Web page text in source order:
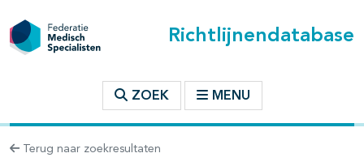
Richtlijnendatabase
ZOEK MENU
Terug naar zoekresultaten
binnen deze richtlijn